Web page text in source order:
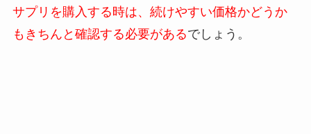
サプリを購入する時は、続けやすい価格かどうか
もきちんと確認する必要があるでしょう。